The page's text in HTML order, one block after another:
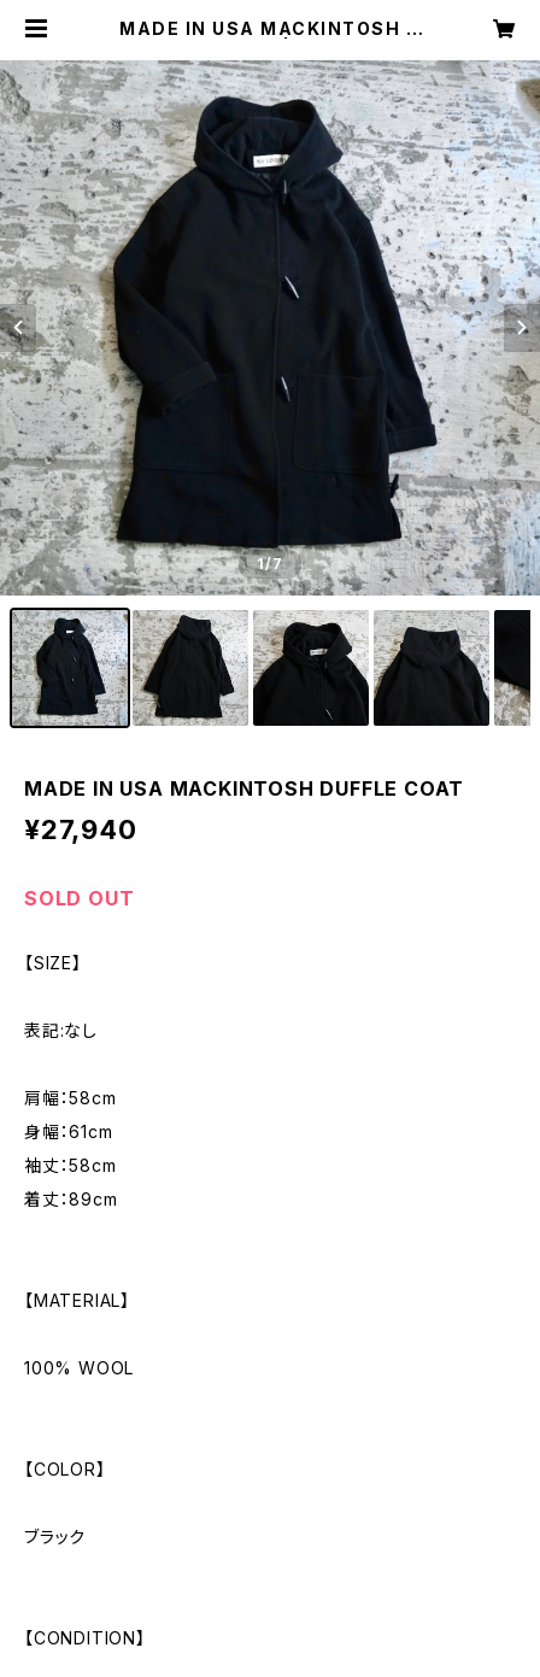
MADE IN USA MACKINTOSH D
1/7
MADE IN USA MACKINTOSH DUFFLE COAT
¥27,940
SOLD OUT
【SIZE】
表記:なし
肩幅：58cm
身幅：61cm
袖丈：58cm
着丈：89cm
【MATERIAL】
100% WOOL
【COLOR】
ブラック
【CONDITION】